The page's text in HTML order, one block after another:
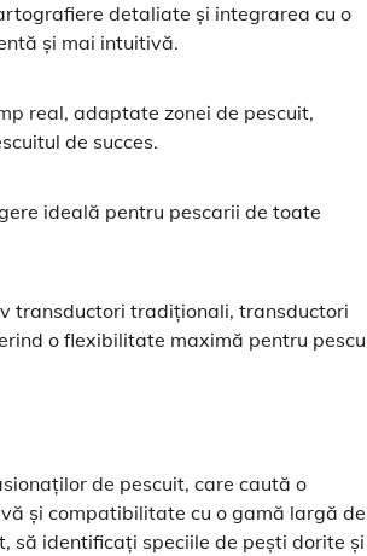
detaliate și integrarea cu o
și mai intuitivă.
real, adaptate zonei de pescuit,
de succes.
ideală pentru pescarii de toate
transductori tradiționali, transductori
o flexibilitate maximă pentru
de pescuit, care caută o
și compatibilitate cu o gamă largă de
să identificați speciile de pești dorite